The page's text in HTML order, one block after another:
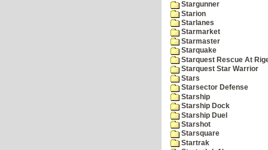
Stargunner
Starion
Starlanes
Starmarket
Starmaster
Starquake
Starquest Rescue At
Starquest Star Warrior
Stars
Starsector Defense
Starship
Starship Dock
Starship Duel
Starshot
Starsquare
Startrak